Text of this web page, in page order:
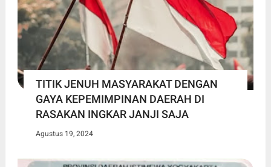
TITIK JENUH MASYARAKAT DENGAN
GAYA KEPEMIMPINAN DAERAH DI
RASAKAN INGKAR JANJI SAJA
Agustus 19, 2024